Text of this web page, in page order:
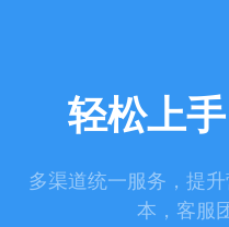
轻松上
多渠道统一服务，提
本，客服